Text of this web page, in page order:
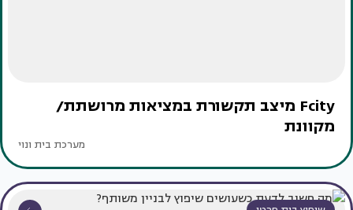
Fcity מיצב תקשורת במציאות מרושתת/
מקוונת
מערכת בית ונוי